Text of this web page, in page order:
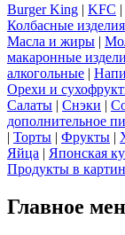
Burger King | KFC |
Колбасные изделия
Масла и жиры |
макаронные
алкогольные |
Орехи и
Салаты | Снэки |
дополнительное
| Торты | Фрукты |
Яйца | Японская
Продукты в
Главное